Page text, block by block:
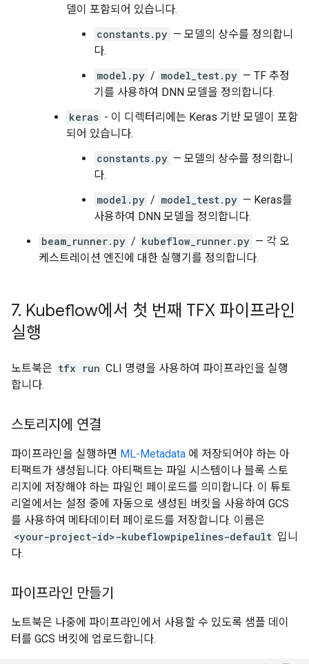
델이 포함되어 있습니다.
constants.py — 모델의 상수를 정의합니
다.
model.py / model_test.py — TF 추정
기를 사용하여 DNN 모델을 정의합니다.
keras - 이 디렉터리에는 Keras 기반 모델이 포함
되어 있습니다.
constants.py — 모델의 상수를 정의합니
다.
model.py / model_test.py — Keras를
사용하여 DNN 모델을 정의합니다.
beam_runner.py / kubeflow_runner.py — 각 오
케스트레이션 엔진에 대한 실행기를 정의합니다.
7. Kubeflow에서 첫 번째 TFX 파이프라인
실행
노트북은 tfx run CLI 명령을 사용하여 파이프라인을 실행
합니다.
스토리지에 연결
파이프라인을 실행하면 ML-Metadata 에 저장되어야 하는 아
티팩트가 생성됩니다. 아티팩트는 파일 시스템이나 블록 스토
리지에 저장해야 하는 파일인 페이로드를 의미합니다. 이 튜토
리얼에서는 설정 중에 자동으로 생성된 버킷을 사용하여 GCS
를 사용하여 메타데이터 페이로드를 저장합니다. 이름은
<your-project-id>-kubeflowpipelines-default 입니
다.
파이프라인 만들기
노트북은 나중에 파이프라인에서 사용할 수 있도록 샘플 데이
터를 GCS 버킷에 업로드합니다.